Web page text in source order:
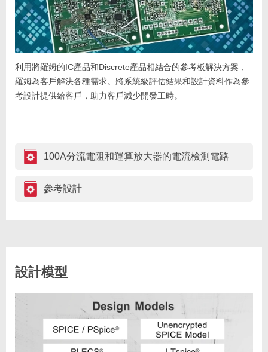
利用將羅姆的IC產品和Discrete產品相結合的參考板解決方案，
羅姆為客戶解決各種需求。將系統級評估結果和設計資料作為參
考設計提供給客戶，助力客戶減少開發工時。
100A分流電阻和運算放大器的電流檢測電路
參考設計
設計模型